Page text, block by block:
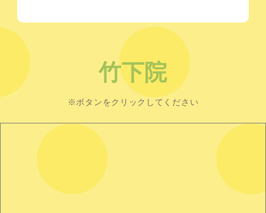
竹下院
※ボタンをクリックしてください